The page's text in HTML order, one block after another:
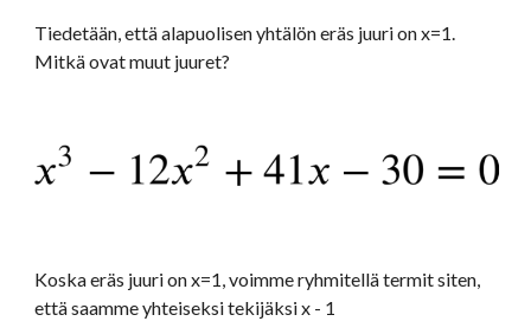
Tiedetään, että alapuolisen yhtälön eräs juuri on x=1.
Mitkä ovat muut juuret?
Koska eräs juuri on x=1, voimme ryhmitellä termit siten,
että saamme yhteiseksi tekijäksi x - 1